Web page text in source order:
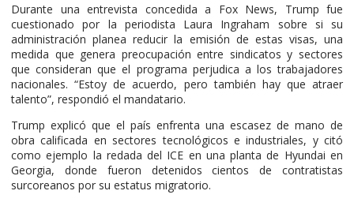
Durante una entrevista concedida a Fox News, Trump fue
cuestionado por la periodista Laura Ingraham sobre si su
administración planea reducir la emisión de estas visas, una
medida que genera preocupación entre sindicatos y sectores
que consideran que el programa perjudica a los trabajadores
nacionales. “Estoy de acuerdo, pero también hay que atraer
talento”, respondió el mandatario.
Trump explicó que el país enfrenta una escasez de mano de
obra calificada en sectores tecnológicos e industriales, y citó
como ejemplo la redada del ICE en una planta de Hyundai en
Georgia, donde fueron detenidos cientos de contratistas
surcoreanos por su estatus migratorio.